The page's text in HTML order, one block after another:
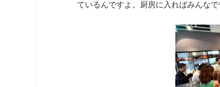
ているんですよ。厨房に入ればみんな